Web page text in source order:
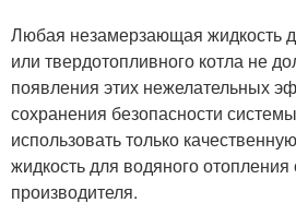
Любая незамерзающая жидкость
или твердотопливного котла не
появления этих нежелательных
сохранения безопасности
использовать только
жидкость для водяного
производителя.